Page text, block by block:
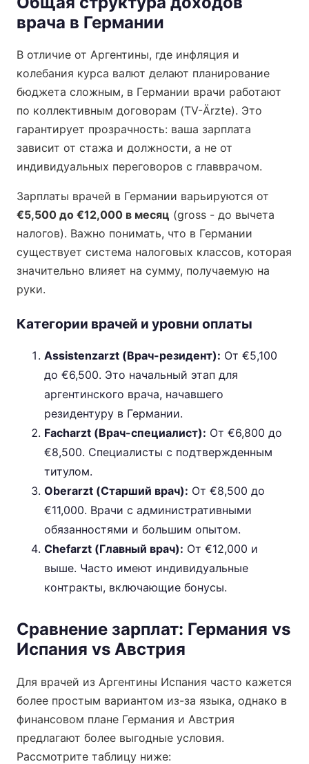
врача в Германии
В отличие от Аргентины, где инфляция и
колебания курса валют делают планирование
бюджета сложным, в Германии врачи работают
по коллективным договорам (TV-Ärzte). Это
гарантирует прозрачность: ваша зарплата
зависит от стажа и должности, а не от
индивидуальных переговоров с главврачом.
Зарплаты врачей в Германии варьируются от
€5,500 до €12,000 в месяц (gross - до вычета
налогов). Важно понимать, что в Германии
существует система налоговых классов, которая
значительно влияет на сумму, получаемую на
руки.
Категории врачей и уровни оплаты
Assistenzarzt (Врач-резидент): От €5,100
до €6,500. Это начальный этап для
аргентинского врача, начавшего
резидентуру в Германии.
Facharzt (Врач-специалист): От €6,800 до
€8,500. Специалисты с подтвержденным
титулом.
Oberarzt (Старший врач): От €8,500 до
€11,000. Врачи с административными
обязанностями и большим опытом.
Chefarzt (Главный врач): От €12,000 и
выше. Часто имеют индивидуальные
контракты, включающие бонусы.
Сравнение зарплат: Германия vs
Испания vs Австрия
Для врачей из Аргентины Испания часто кажется
более простым вариантом из-за языка, однако в
финансовом плане Германия и Австрия
предлагают более выгодные условия.
Рассмотрите таблицу ниже: